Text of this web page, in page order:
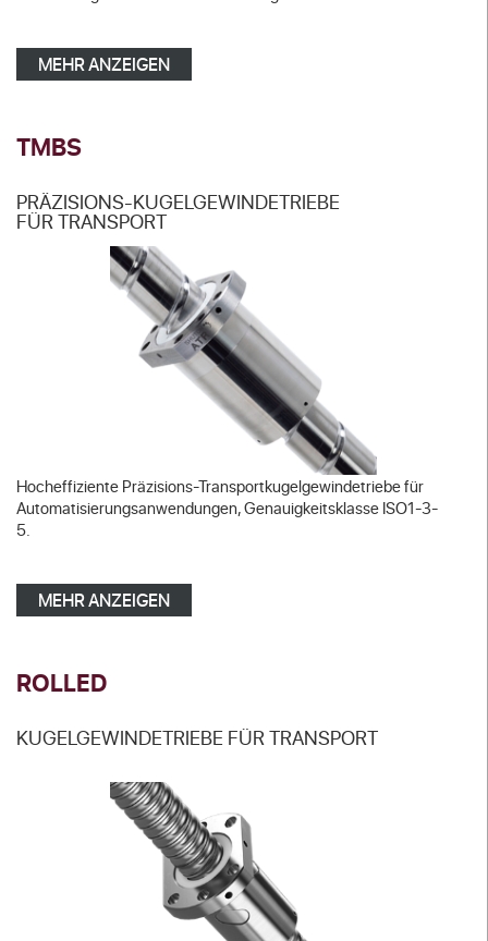
MEHR ANZEIGEN
TMBS
PRÄZISIONS-KUGELGEWINDETRIEBE
FÜR TRANSPORT
Hocheffiziente Präzisions-Transportkugelgewindetriebe für
Automatisierungsanwendungen, Genauigkeitsklasse ISO1-3-
5.
MEHR ANZEIGEN
ROLLED
KUGELGEWINDETRIEBE FÜR TRANSPORT